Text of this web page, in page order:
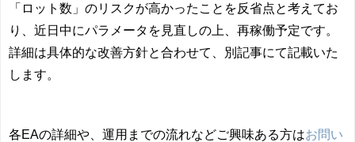
「ロット数」のリスクが高かったことを反省点と考えてお
り、近日中にパラメータを見直しの上、再稼働予定です。
詳細は具体的な改善方針と合わせて、別記事にて記載いた
します。
各EAの詳細や、運用までの流れなどご興味ある方はお問い